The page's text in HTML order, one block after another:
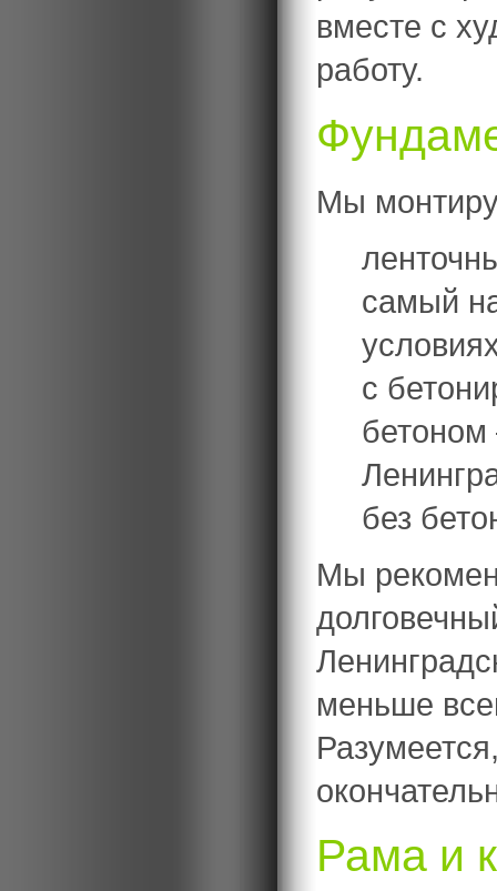
вместе с
работу.
Мы
самый
с
без
Мы
меньше
Рама и